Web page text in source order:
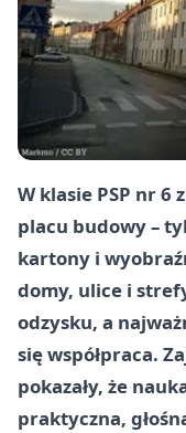
W klasie PSP nr 6
placu budowy –
kartony i
domy, ulice i
odzysku, a
się współpraca.
pokazały, że
praktyczna,